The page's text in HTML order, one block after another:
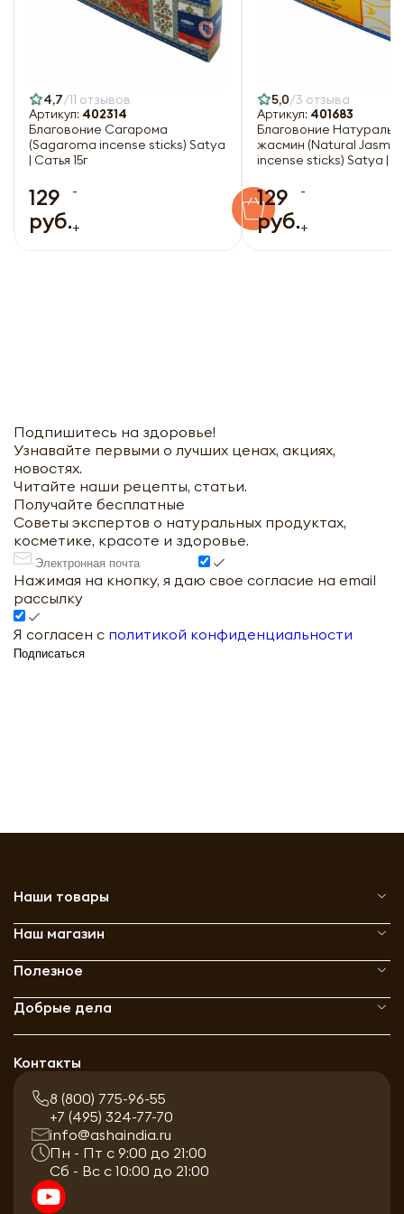
4,7 11 отзывов
Артикул: 402314
Благовоние Сагарома
(Sagaroma incense sticks) Satya
| Сатья 15г
129
руб.
-
+
5,0 3 отзыва
Артикул: 401683
Благовоние
жасмин (Natural
incense sticks) Satya |
129
руб.
-
+
Подпишитесь на здоровье!
Узнавайте первыми о лучших ценах, акциях,
новостях.
Читайте наши рецепты, статьи.
Получайте бесплатные
Советы экспертов о натуральных продуктах,
косметике, красоте и здоровье.
Нажимая на кнопку, я даю свое согласие на email
рассылку
Я согласен с политикой конфиденциальности
Подписаться
Наши товары
Наш магазин
Полезное
Добрые дела
Контакты
8 (800) 775-96-55
+7 (495) 324-77-70
info@ashaindia.ru
Пн - Пт с 9:00 до 21:00
Сб - Вс с 10:00 до 21:00